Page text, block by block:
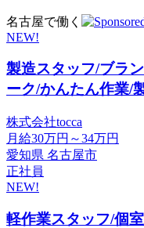
名古屋で働く
NEW!
製造スタッフ/ブラ
ーク/かんたん作業/
株式会社tocca
月給30万円～34万円
愛知県 名古屋市
正社員
NEW!
軽作業スタッフ/個